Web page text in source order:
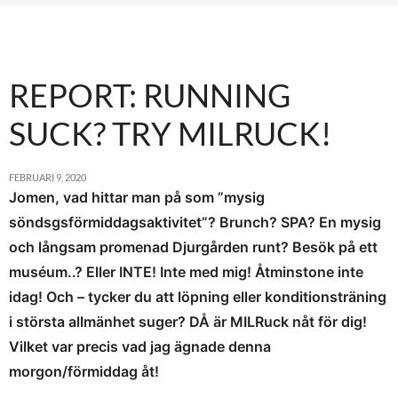
REPORT: RUNNING
SUCK? TRY MILRUCK!
FEBRUARI 9, 2020
Jomen, vad hittar man på som ”mysig
söndsgsförmiddagsaktivitet”? Brunch? SPA? En mysig
och långsam promenad Djurgården runt? Besök på ett
muséum..? Eller INTE! Inte med mig! Åtminstone inte
idag! Och – tycker du att löpning eller konditionsträning
i största allmänhet suger? DÅ är MILRuck nåt för dig!
Vilket var precis vad jag ägnade denna
morgon/förmiddag åt!